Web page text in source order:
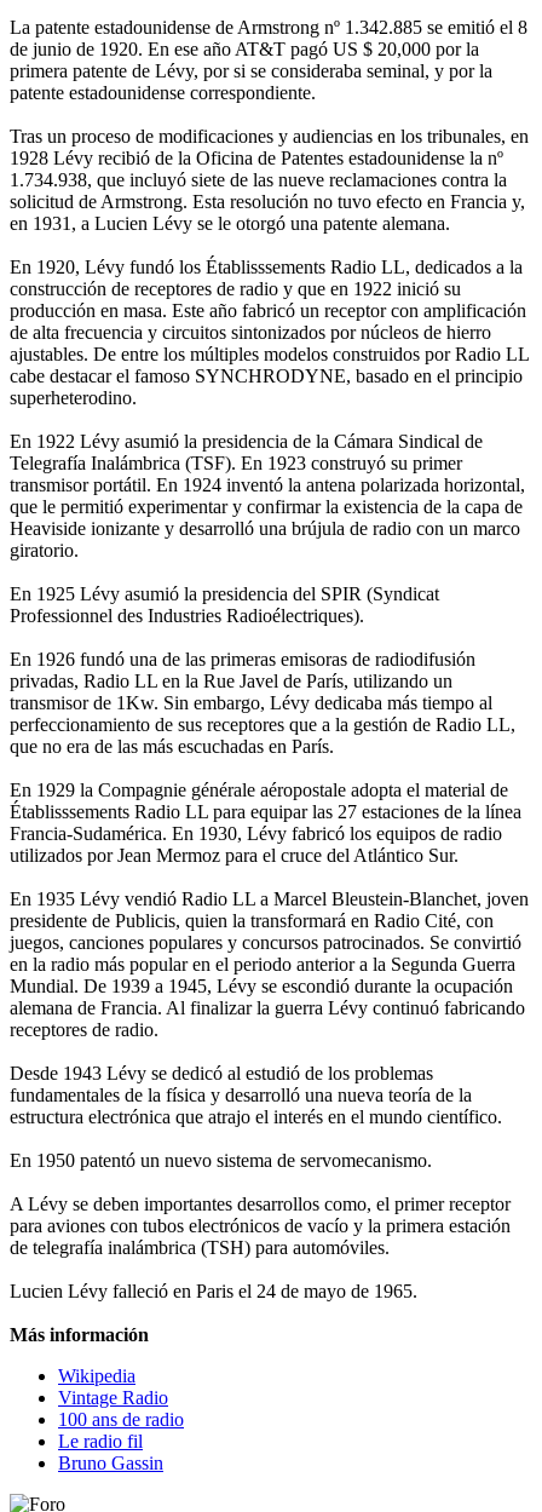
La patente estadounidense de Armstrong nº 1.342.885 se emitió el 8
de junio de 1920. En ese año AT&T pagó US $ 20,000 por la
primera patente de Lévy, por si se consideraba seminal, y por la
patente estadounidense correspondiente.
Tras un proceso de modificaciones y audiencias en los tribunales, en
1928 Lévy recibió de la Oficina de Patentes estadounidense la nº
1.734.938, que incluyó siete de las nueve reclamaciones contra la
solicitud de Armstrong. Esta resolución no tuvo efecto en Francia y,
en 1931, a Lucien Lévy se le otorgó una patente alemana.
En 1920, Lévy fundó los Établisssements Radio LL, dedicados a la
construcción de receptores de radio y que en 1922 inició su
producción en masa. Este año fabricó un receptor con amplificación
de alta frecuencia y circuitos sintonizados por núcleos de hierro
ajustables. De entre los múltiples modelos construidos por Radio LL
cabe destacar el famoso SYNCHRODYNE, basado en el principio
superheterodino.
En 1922 Lévy asumió la presidencia de la Cámara Sindical de
Telegrafía Inalámbrica (TSF). En 1923 construyó su primer
transmisor portátil. En 1924 inventó la antena polarizada horizontal,
que le permitió experimentar y confirmar la existencia de la capa de
Heaviside ionizante y desarrolló una brújula de radio con un marco
giratorio.
En 1925 Lévy asumió la presidencia del SPIR (Syndicat
Professionnel des Industries Radioélectriques).
En 1926 fundó una de las primeras emisoras de radiodifusión
privadas, Radio LL en la Rue Javel de París, utilizando un
transmisor de 1Kw. Sin embargo, Lévy dedicaba más tiempo al
perfeccionamiento de sus receptores que a la gestión de Radio LL,
que no era de las más escuchadas en París.
En 1929 la Compagnie générale aéropostale adopta el material de
Établisssements Radio LL para equipar las 27 estaciones de la línea
Francia-Sudamérica. En 1930, Lévy fabricó los equipos de radio
utilizados por Jean Mermoz para el cruce del Atlántico Sur.
En 1935 Lévy vendió Radio LL a Marcel Bleustein-Blanchet, joven
presidente de Publicis, quien la transformará en Radio Cité, con
juegos, canciones populares y concursos patrocinados. Se convirtió
en la radio más popular en el periodo anterior a la Segunda Guerra
Mundial. De 1939 a 1945, Lévy se escondió durante la ocupación
alemana de Francia. Al finalizar la guerra Lévy continuó fabricando
receptores de radio.
Desde 1943 Lévy se dedicó al estudió de los problemas
fundamentales de la física y desarrolló una nueva teoría de la
estructura electrónica que atrajo el interés en el mundo científico.
En 1950 patentó un nuevo sistema de servomecanismo.
A Lévy se deben importantes desarrollos como, el primer receptor
para aviones con tubos electrónicos de vacío y la primera estación
de telegrafía inalámbrica (TSH) para automóviles.
Lucien Lévy falleció en Paris el 24 de mayo de 1965.
Más información
Wikipedia
Vintage Radio
100 ans de radio
Le radio fil
Bruno Gassin